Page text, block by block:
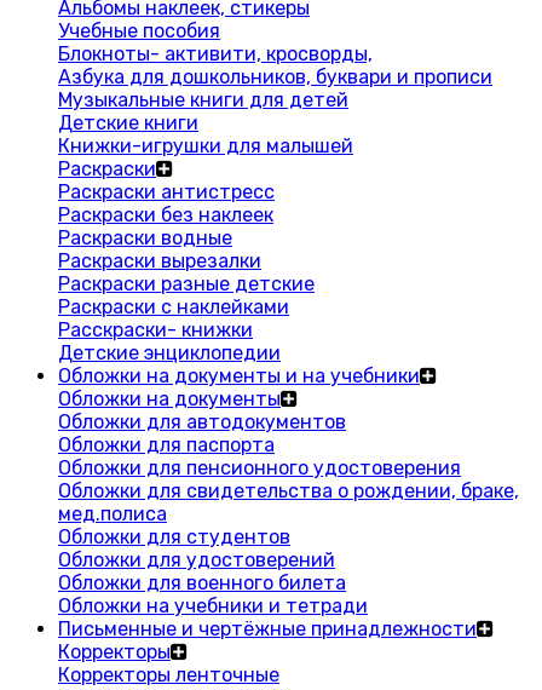
Альбомы наклеек, стикеры
Учебные пособия
Блокноты- активити, кросворды,
Азбука для дошкольников, буквари и прописи
Музыкальные книги для детей
Детские книги
Книжки-игрушки для малышей
Раскраски
Раскраски антистресс
Раскраски без наклеек
Раскраски водные
Раскраски вырезалки
Раскраски разные детские
Раскраски с наклейками
Расскраски- книжки
Детские энциклопедии
Обложки на документы и на учебники
Обложки на документы
Обложки для автодокументов
Обложки для паспорта
Обложки для пенсионного удостоверения
Обложки для свидетельства о рождении, браке,
мед.полиса
Обложки для студентов
Обложки для удостоверений
Обложки для военного билета
Обложки на учебники и тетради
Письменные и чертёжные принадлежности
Корректоры
Корректоры ленточные